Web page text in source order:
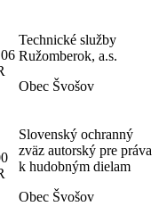
Technické služby
Ružomberok, a.s.
Obec Švošov
Slovenský ochranný
zväz autorský pre práva
k hudobným dielam
Obec Švošov